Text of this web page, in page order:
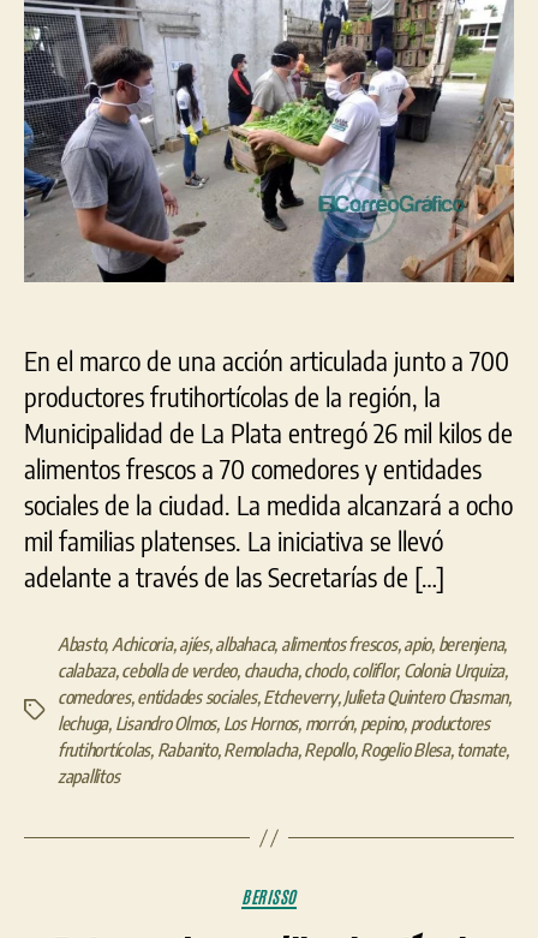
de
La
Plata
entregaron
26
mil
kilos
de
alimentos
a
comedores
sociales
En el marco de una acción articulada junto a 700
productores frutihortícolas de la región, la
Municipalidad de La Plata entregó 26 mil kilos de
alimentos frescos a 70 comedores y entidades
sociales de la ciudad. La medida alcanzará a ocho
mil familias platenses. La iniciativa se llevó
adelante a través de las Secretarías de […]
Etiquetas
Abasto, Achicoria,ajíes,albahaca, alimentos frescos,apio, berenjena,
calabaza,cebolla de verdeo, chaucha,choclo,coliflor, Colonia Urquiza,
comedores,entidades sociales,Etcheverry,Julieta Quintero Chasman,
lechuga, Lisandro Olmos, Los Hornos, morrón, pepino, productores
frutihortícolas, Rabanito,Remolacha,Repollo,Rogelio Blesa,tomate,
zapallitos
Categorías
BERISSO